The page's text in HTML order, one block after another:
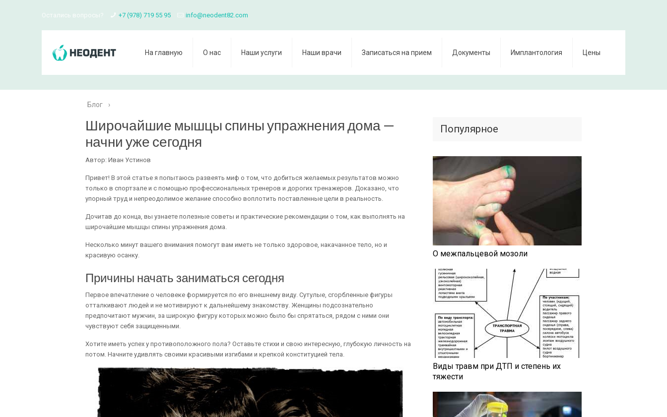
Остались вопросы? +7 (978) 719 55 95 info@neodent82.com
На главную О нас Наши услуги Наши врачи Записаться на прием Документы Имплантология Цены
Блог ›
Широчайшие мышцы спины упражнения дома —
начни уже сегодня
Автор: Иван Устинов
Привет! В этой статье я попытаюсь развеять миф о том, что добиться желаемых результатов можно
только в спортзале и с помощью профессиональных тренеров и дорогих тренажеров. Доказано, что
упорный труд и непреодолимое желание способно воплотить поставленные цели в реальность.
Дочитав до конца, вы узнаете полезные советы и практические рекомендации о том, как выполнять на
широчайшие мышцы спины упражнения дома.
Несколько минут вашего внимания помогут вам иметь не только здоровое, накачанное тело, но и
красивую осанку.
Причины начать заниматься сегодня
Первое впечатление о человеке формируется по его внешнему виду. Сутулые, сгорбленные фигуры
отталкивают людей и не мотивируют к дальнейшему знакомству. Женщины подсознательно
предпочитают мужчин, за широкую фигуру которых можно было бы спрятаться, рядом с ними они
чувствуют себя защищенными.
Хотите иметь успех у противоположного пола? Оставьте стихи и свою интересную, глубокую личность на
потом. Начните удивлять своими красивыми изгибами и крепкой конституцией тела.
Популярное
О межпальцевой мозоли
Виды травм при ДТП и степень их
тяжести